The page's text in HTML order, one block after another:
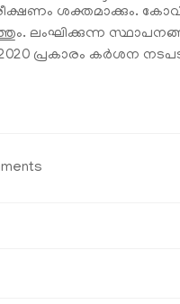
ശക്തമാക്കും.
ലംഘിക്കുന്ന
കര്‍ശന നടപടി